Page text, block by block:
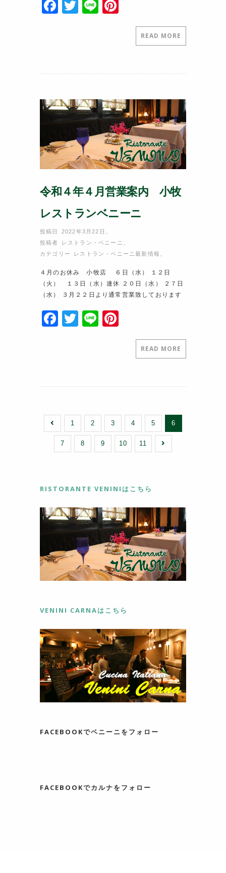
F
b
o
k
T
Li
st
READ MORE
令和４年４月営業案内 小牧
レストランベニーニ
投稿日 2022年3月22日
投稿者 レストラン・ベニーニ
カテゴリー レストラン・ベニーニ最新情報
４月のお休み 小牧店 ６日（水） １２日
（火） １３日（水）連休 ２０日（水） ２７日
（水） ３月２２日より通常営業致しております
F
b
o
k
T
Li
st
READ MORE
1 2 3 4 5 6
7 8 9 10 11
RISTORANTE VENINIはこちら
VENINI CARNAはこちら
FACEBOOKでベニーニをフォロー
FACEBOOKでカルナをフォロー